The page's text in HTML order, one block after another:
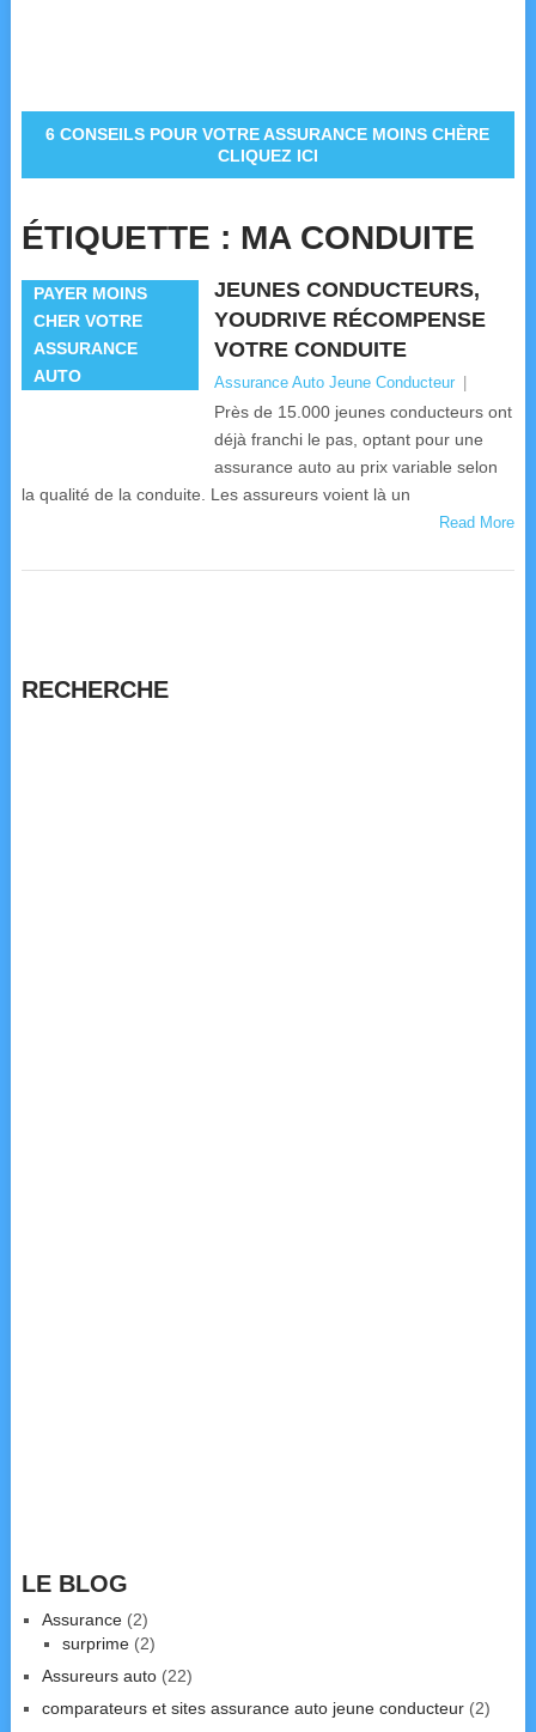
6 CONSEILS POUR VOTRE ASSURANCE MOINS CHÈRE
CLIQUEZ ICI
ÉTIQUETTE : MA CONDUITE
PAYER MOINS
CHER VOTRE
ASSURANCE
AUTO
JEUNES CONDUCTEURS,
YOUDRIVE RÉCOMPENSE
VOTRE CONDUITE
Assurance Auto Jeune Conducteur
Près de 15.000 jeunes conducteurs ont
déjà franchi le pas, optant pour une
assurance auto au prix variable selon
la qualité de la conduite. Les assureurs voient là un
Read More
RECHERCHE
LE BLOG
Assurance(2)
surprime(2)
Assureurs auto(22)
comparateurs et sites assurance auto jeune conducteur(2)